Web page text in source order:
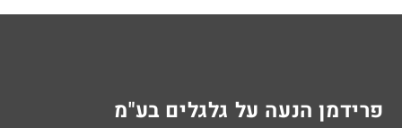
פרידמן הנעה על גלגלים בע"מ